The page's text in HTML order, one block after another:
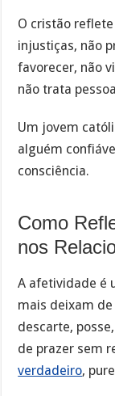
O cristão
injustiças, não
favorecer, não
não trata
Um jovem
alguém
consciência.
Como
nos
A afetividade é
mais deixam
descarte,
de prazer sem
verdadeiro,